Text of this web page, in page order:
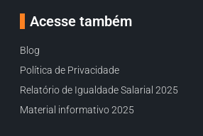
Acesse também
Blog
Política de Privacidade
Relatório de Igualdade Salarial 2025
Material informativo 2025